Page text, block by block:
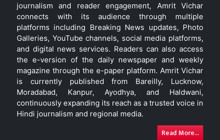
journalism and reader engagement, Amrit Vichar
connects with its audience through multiple
platforms including Breaking News updates, Photo
Galleries, YouTube channels, social media platforms,
and digital news services. Readers can also access
the e-version of the daily newspaper and weekly
magazine through the e-paper platform. Amrit Vichar
is currently published from Bareilly, Lucknow,
Moradabad, Kanpur, Ayodhya, and Haldwani,
continuously expanding its reach as a trusted voice in
Hindi journalism and regional media.
Read More...